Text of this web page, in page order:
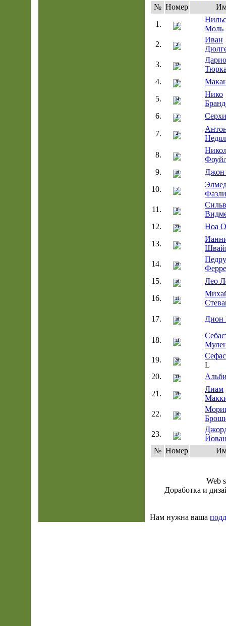
№ Номер
1.
1
Моль
2.
2
Иван
3.
12
Дарио
4.
5
5.
14
Нико
6.
3
7. 4
8.
6
9.
19
Джон
10.
7
11.
8
12.
23
Ноа
13.
9
14.
39
Педру
15.
10
Лео
16.
11
17.
18 Дион
18. 13
19.
28
20. 33
21.
15
Лиам
22.
16
23.
17
№ Номер
Web
Доработка и
Нам нужна ваша